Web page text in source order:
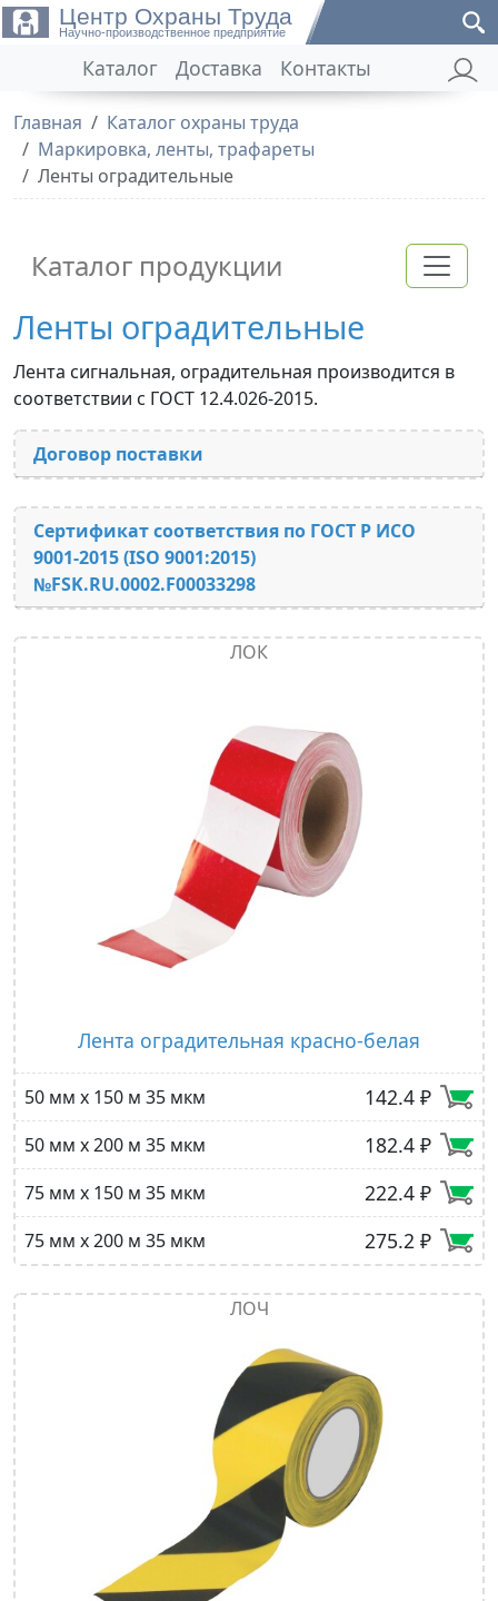
Центр Охраны Труда
Научно-производственное предприятие
Каталог Доставка Контакты
Главная
Каталог охраны труда
Маркировка, ленты, трафареты
Ленты оградительные
Каталог продукции
Ленты оградительные
Лента сигнальная, оградительная производится в
соответствии с ГОСТ 12.4.026-2015.
Договор поставки
Сертификат соответствия по ГОСТ Р ИСО
9001-2015 (ISO 9001:2015)
№FSK.RU.0002.F00033298
ЛОК
Лента оградительная красно-белая
50 мм х 150 м 35 мкм 142.4 ₽
50 мм х 200 м 35 мкм 182.4 ₽
75 мм х 150 м 35 мкм 222.4 ₽
75 мм х 200 м 35 мкм 275.2 ₽
ЛОЧ